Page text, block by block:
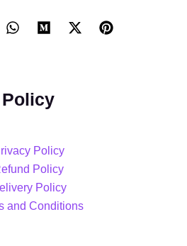
Policy
Policy
Policy
Policy
and Conditions